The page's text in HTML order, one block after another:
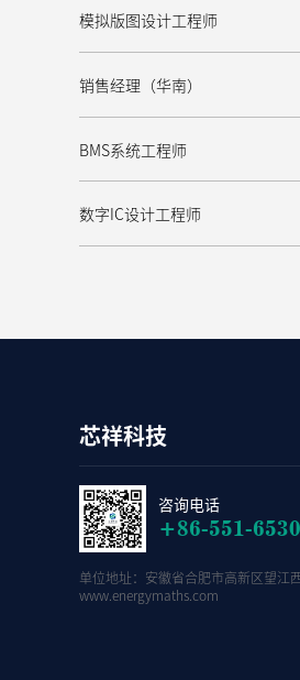
模拟版图设计工程师
销售经理（华南）
BMS系统工程师
数字IC设计工程师
芯祥科技
咨询电话
+86-551-
单位地址：安徽省合肥市高新区望江
www.energymaths.com